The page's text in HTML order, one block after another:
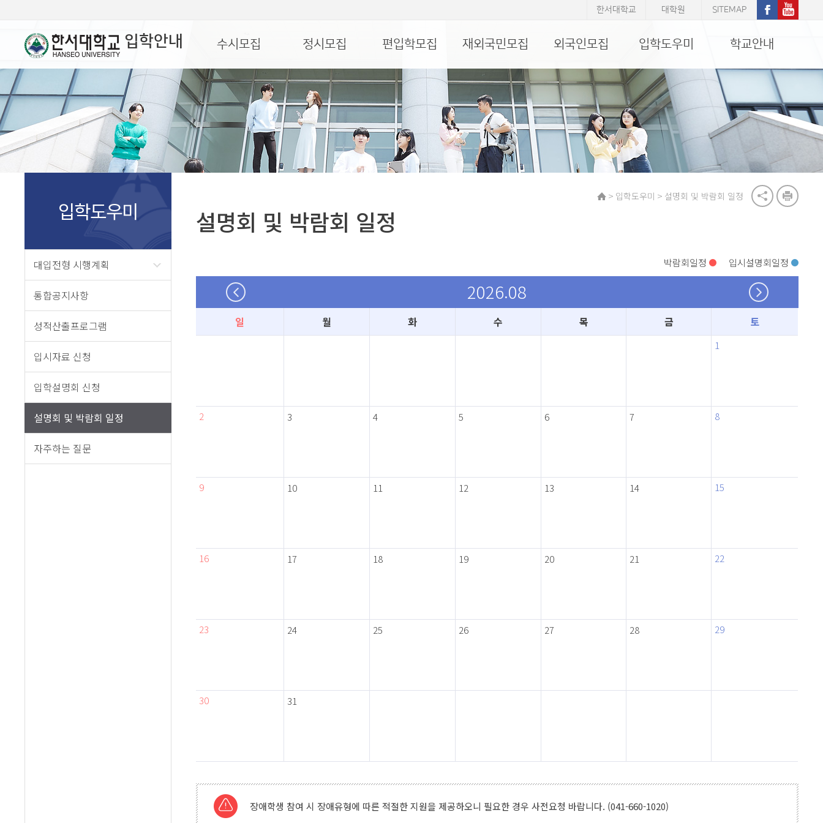
입학안내
한서대학교 대학원 SITEMAP
수시모집 정시모집 편입학모집 재외국민모집 외국인모집 입학도우미 학교안내
입학도우미
대입전형 시행계획
통합공지사항
성적산출프로그램
입시자료 신청
입학설명회 신청
설명회 및 박람회 일정
자주하는 질문
> 입학도우미 > 설명회 및 박람회 일정
설명회 및 박람회 일정
박람회일정 입시설명회일정
2026.08
일 월 화 수 목 금 토
1
2 3 4 5 6 7 8
9 10 11 12 13 14 15
16 17 18 19 20 21 22
23 24 25 26 27 28 29
30 31
장애학생 참여 시 장애유형에 따른 적절한 지원을 제공하오니 필요한 경우 사전요청 바랍니다. (041-660-1020)